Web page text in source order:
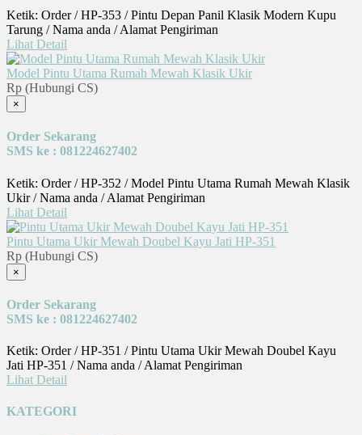
Ketik: Order / HP-353 / Pintu Depan Panil Klasik Modern Kupu
Tarung / Nama anda / Alamat Pengiriman
Lihat Detail
Model Pintu Utama Rumah Mewah Klasik Ukir
Rp (Hubungi CS)
×
Order Sekarang
SMS ke : 081224627402
Ketik: Order / HP-352 / Model Pintu Utama Rumah Mewah Klasik
Ukir / Nama anda / Alamat Pengiriman
Lihat Detail
Pintu Utama Ukir Mewah Doubel Kayu Jati HP-351
Rp (Hubungi CS)
×
Order Sekarang
SMS ke : 081224627402
Ketik: Order / HP-351 / Pintu Utama Ukir Mewah Doubel Kayu
Jati HP-351 / Nama anda / Alamat Pengiriman
Lihat Detail
KATEGORI